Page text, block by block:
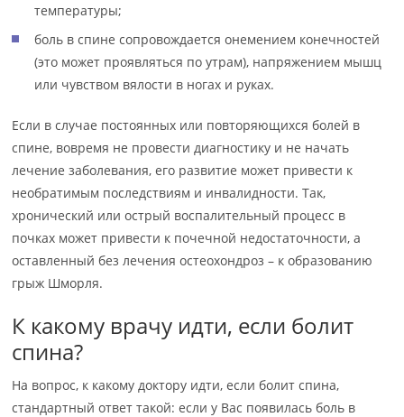
температуры;
боль в спине сопровождается онемением конечностей
(это может проявляться по утрам), напряжением мышц
или чувством вялости в ногах и руках.
Если в случае постоянных или повторяющихся болей в
спине, вовремя не провести диагностику и не начать
лечение заболевания, его развитие может привести к
необратимым последствиям и инвалидности. Так,
хронический или острый воспалительный процесс в
почках может привести к почечной недостаточности, а
оставленный без лечения остеохондроз – к образованию
грыж Шморля.
К какому врачу идти, если болит
спина?
На вопрос, к какому доктору идти, если болит спина,
стандартный ответ такой: если у Вас появилась боль в